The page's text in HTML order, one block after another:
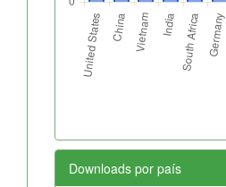
Downloads por país